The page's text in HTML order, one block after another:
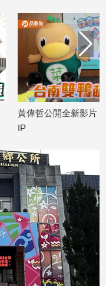
黃偉哲公開全新影片
IP